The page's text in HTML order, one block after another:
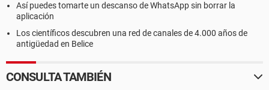
Así puedes tomarte un descanso de WhatsApp sin borrar la
aplicación
Los científicos descubren una red de canales de 4.000 años de
antigüedad en Belice
CONSULTA TAMBIÉN